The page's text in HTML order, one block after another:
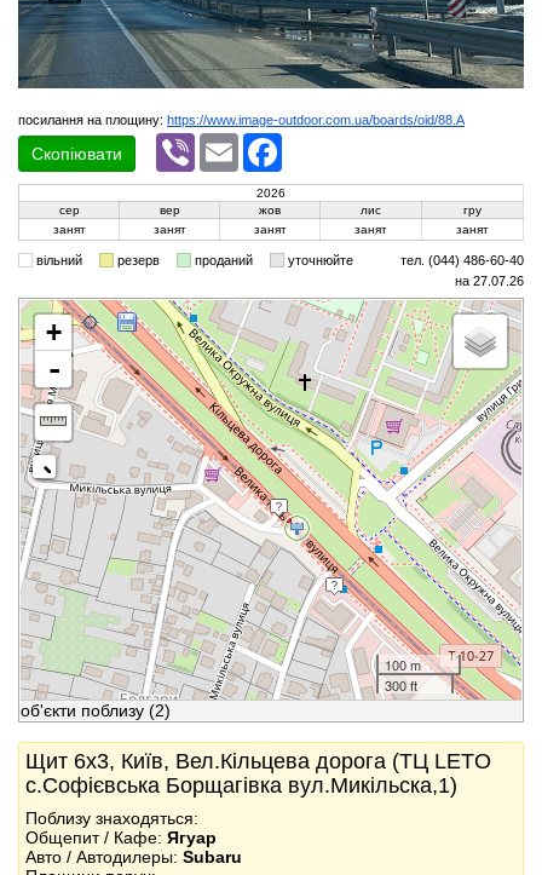
посилання на площину: https://www.image-outdoor.com.ua/boards/oid/88.A
Скопіювати
Viber Email
2026
сер
вер жов лис
гру
занят
занят занят занят занят
вільний резерв проданий уточнюйте
тел. (044) 486-60-40
на 27.07.26
+
-
100 m
300 ft
об'єкти поблизу (2)
Щит 6x3, Київ, Вел.Кільцева дорога (ТЦ LETO
с.Софієвська Борщагівка вул.Микільска,1)
Поблизу знаходяться:
Общепит / Кафе: Ягуар
Авто / Автодилеры: Subaru